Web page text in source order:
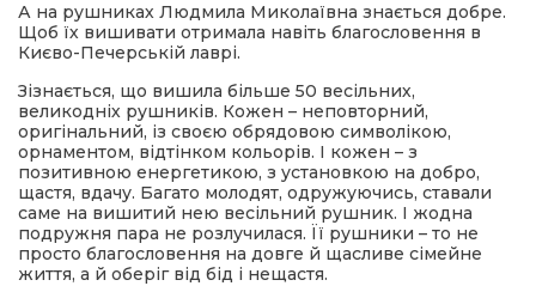
А на рушниках Людмила Миколаївна знається добре.
Щоб їх вишивати отримала навіть благословення в
Києво-Печерській лаврі.
Зізнається, що вишила більше 50 весільних,
великодніх рушників. Кожен – неповторний,
оригінальний, із своєю обрядовою символікою,
орнаментом, відтінком кольорів. І кожен – з
позитивною енергетикою, з установкою на добро,
щастя, вдачу. Багато молодят, одружуючись, ставали
саме на вишитий нею весільний рушник. І жодна
подружня пара не розлучилася. Її рушники – то не
просто благословення на довге й щасливе сімейне
життя, а й оберіг від бід і нещастя.